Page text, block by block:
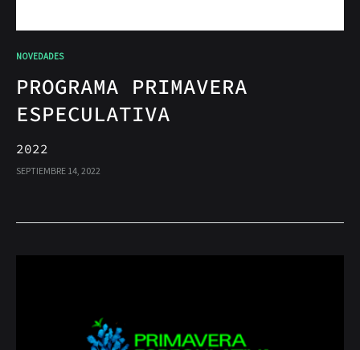
NOVEDADES
PROGRAMA PRIMAVERA
ESPECULATIVA
2022
SEPTIEMBRE 14, 2022